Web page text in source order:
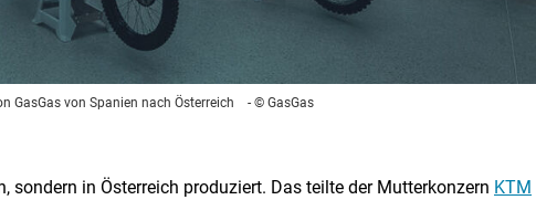
GasGas von Spanien nach Österreich - © GasGas
in Österreich produziert. Das teilte der Mutterkonzern KTM